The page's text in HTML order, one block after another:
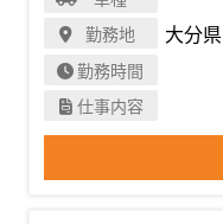
勤務地
大分県
勤務時間
仕事内容